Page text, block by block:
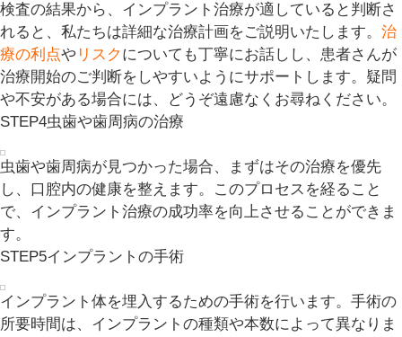
検査の結果から、インプラント治療が適していると判断さ
れると、私たちは詳細な治療計画をご説明いたします。 治
療の利点や リスク についても丁寧にお話しし、患者さんが
治療開始のご判断をしやすいようにサポートします。疑問
や不安がある場合には、どうぞ遠慮なくお尋ねください。
STEP4虫歯や歯周病の治療
虫歯や歯周病が見つかった場合、まずはその治療を優先
し、口腔内の健康を整えます。このプロセスを経ること
で、インプラント治療の成功率を向上させることができま
す。
STEP5インプラントの手術
インプラント体を埋入するための手術を行います。手術の
所要時間は、インプラントの種類や本数によって異なりま